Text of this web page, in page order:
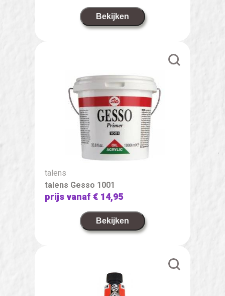
Bekijken
talens
talens Gesso 1001
prijs vanaf€ 14,95
Bekijken